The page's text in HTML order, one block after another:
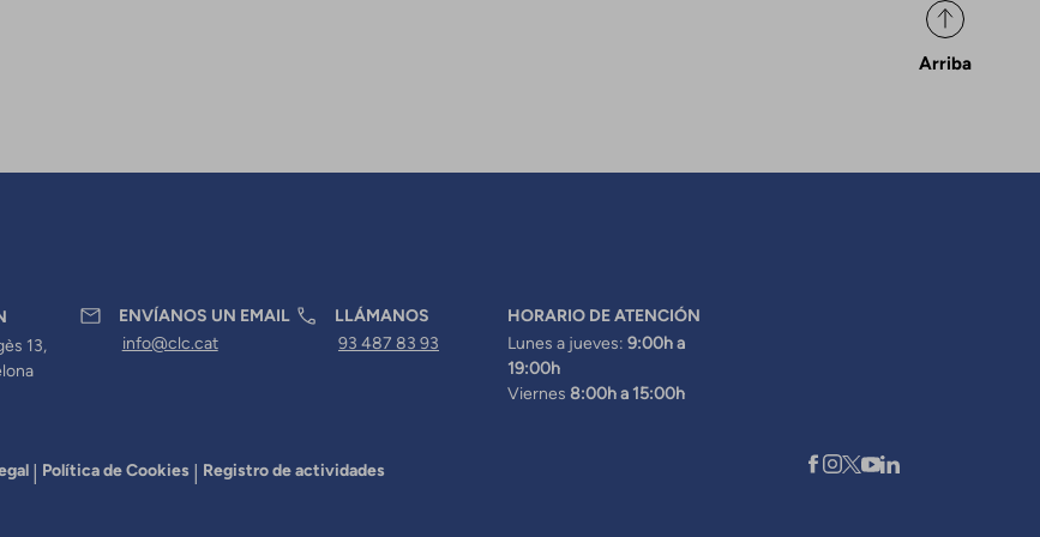
Arriba
13,
ENVÍANOS UN EMAIL
info@clc.cat
LLÁMANOS
93 487 83 93
HORARIO DE ATENCIÓN
Lunes a jueves: 9:00h a
19:00h
Viernes 8:00h a 15:00h
Política de Cookies Registro de actividades